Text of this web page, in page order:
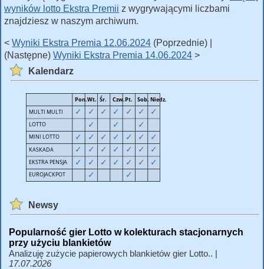
wyników lotto Ekstra Premii z wygrywającymi liczbami
znajdziesz w naszym archiwum.
< Wyniki Ekstra Premia 12.06.2024 (Poprzednie) |
(Następne) Wyniki Ekstra Premia 14.06.2024 >
Kalendarz
Newsy
Popularność gier Lotto w kolekturach stacjonarnych
przy użyciu blankietów
Analizuję zużycie papierowych blankietów gier Lotto.. |
17.07.2026